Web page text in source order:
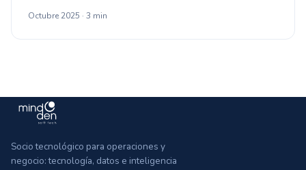
Octubre 2025 · 3 min
Socio tecnológico para operaciones y
negocio: tecnología, datos e inteligencia